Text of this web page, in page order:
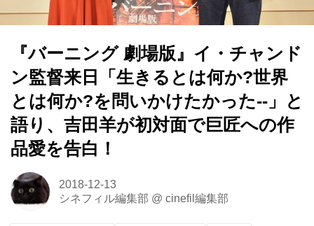
『バーニング 劇場版』イ・チャンド
ン監督来日「生きるとは何か?世界
とは何か?を問いかけたかった--」と
語り、吉田羊が初対面で巨匠への作
品愛を告白！
2018-12-13
シネフィル編集部 @ cinefil編集部